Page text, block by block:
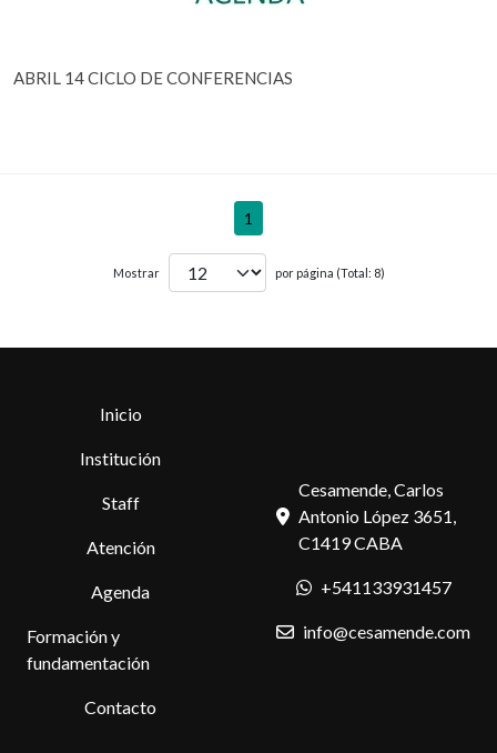
ABRIL 14 CICLO DE CONFERENCIAS
1
Mostrar por página (Total: 8)
Inicio
Institución
Staff
Atención
Agenda
Formación y
fundamentación
Contacto
Cesamende, Carlos
Antonio López 3651,
C1419 CABA
+541133931457
info@cesamende.com